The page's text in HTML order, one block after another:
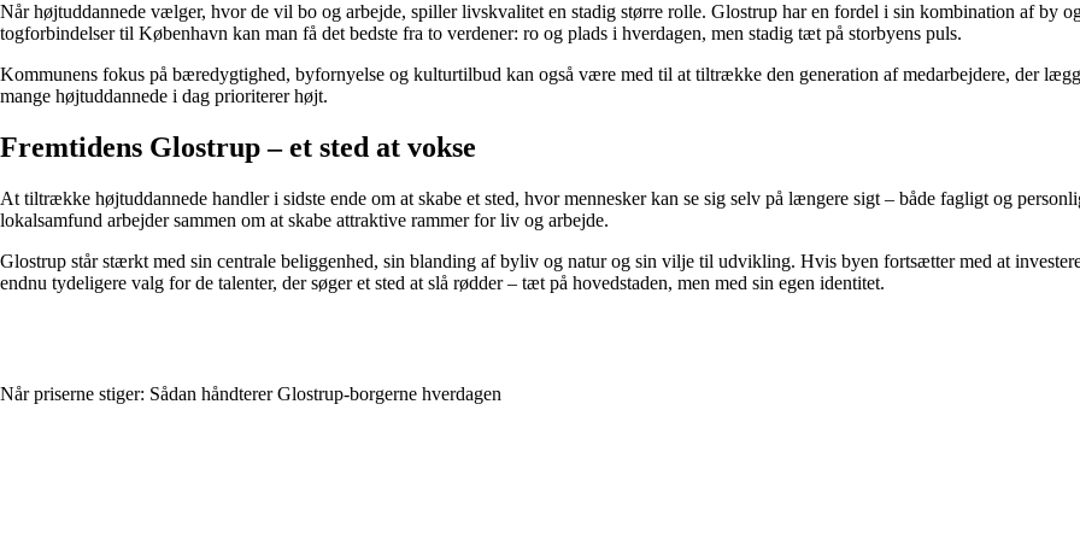
Når højtuddannede vælger, hvor de vil bo og arbejde, spiller livskvalitet en stadig større rolle. Glostrup har en fordel i sin kombination af by
togforbindelser til København kan man få det bedste fra to verdener: ro og plads i hverdagen, men stadig tæt på storbyens puls.
Kommunens fokus på bæredygtighed, byfornyelse og kulturtilbud kan også være med til at tiltrække den generation af medarbejdere, der
mange højtuddannede i dag prioriterer højt.
Fremtidens Glostrup – et sted at vokse
At tiltrække højtuddannede handler i sidste ende om at skabe et sted, hvor mennesker kan se sig selv på længere sigt – både fagligt og
lokalsamfund arbejder sammen om at skabe attraktive rammer for liv og arbejde.
Glostrup står stærkt med sin centrale beliggenhed, sin blanding af byliv og natur og sin vilje til udvikling. Hvis byen fortsætter med at
endnu tydeligere valg for de talenter, der søger et sted at slå rødder – tæt på hovedstaden, men med sin egen identitet.
Når priserne stiger: Sådan håndterer Glostrup-borgerne hverdagen